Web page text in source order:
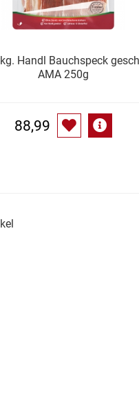
Handl Bauchspeck
AMA 250g
88,99